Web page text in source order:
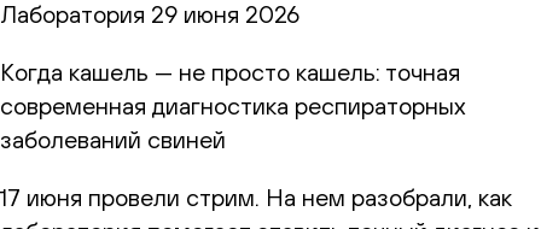
Лаборатория 29 июня 2026
Когда кашель — не просто кашель: точная
современная диагностика респираторных
заболеваний свиней
17 июня провели стрим. На нем разобрали, как